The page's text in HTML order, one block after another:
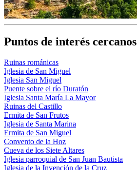
Puntos de interés cercanos
Ruinas románicas
Iglesia de San Miguel
Iglesia San Miguel
Puente sobre el río Duratón
Iglesia Santa María La Mayor
Ruinas del Castillo
Ermita de San Frutos
Iglesia de Santa Marina
Ermita de San Miguel
Convento de la Hoz
Cueva de los Siete Altares
Iglesia parroquial de San Juan Bautista
Iglesia de la Invención de la Cruz